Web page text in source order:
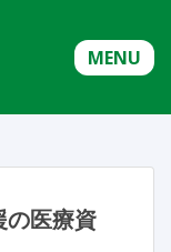
MENU
の医療資